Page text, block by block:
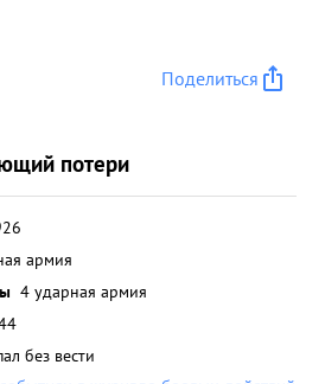
Поделиться
потери
армия
4 ударная армия
без вести